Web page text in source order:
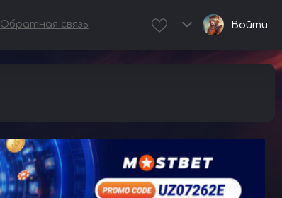
Обратная связь Войти